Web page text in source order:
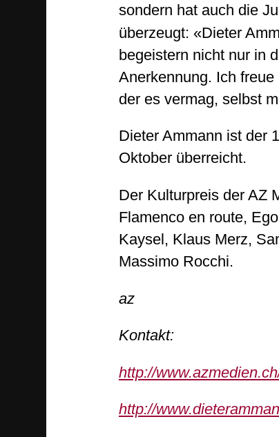
sondern hat auch die
überzeugt: «Dieter
begeistern nicht nur in
Anerkennung. Ich
der es vermag, selbst
Dieter Ammann ist der
Oktober überreicht.
Der Kulturpreis der AZ
Flamenco en route,
Kaysel, Klaus Merz,
Massimo Rocchi.
az
Kontakt:
http://
http://